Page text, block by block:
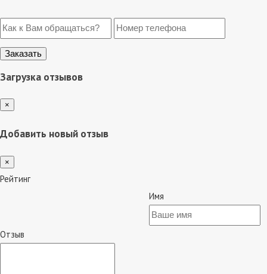
Загрузка отзывов
×
Добавить новый отзыв
×
Рейтинг
Имя
Отзыв